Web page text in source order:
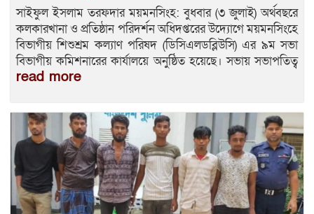
সাইফুল ইসলাম তরফদার ময়মনসিংহ: বুধবার (৩ জুলাই) অর্থবছরে
কলকারখানা ও প্রতিষ্ঠান পরিদর্শন অধিদপ্তরের উদ্যোগে ময়মনসিংহে
বিভাগীয় শিশুশ্রম কল্যাণ পরিষদ (ডিসিএলডব্লিউসি) এর ৯ম সভা
বিভাগীয় কমিশনারের কার্যালয়ে অনুষ্ঠিত হয়েছে। সভায় সভাপতিত্ব
read more